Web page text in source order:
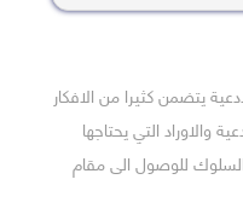
يتضمن كثيرا من الافكار
والاوراد التي يحتاجها
للوصول الى مقام